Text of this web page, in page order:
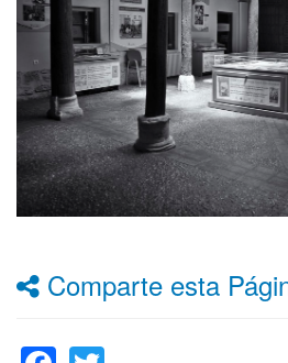
Comparte esta
Facebook